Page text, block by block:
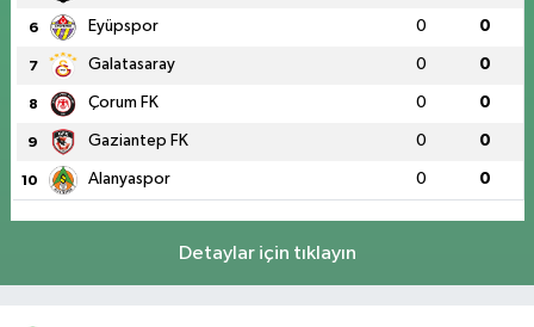
6 Eyüpspor 0 0
7 Galatasaray 0 0
8 Çorum FK 0 0
9 Gaziantep FK 0 0
10 Alanyaspor 0 0
Detaylar için tıklayın